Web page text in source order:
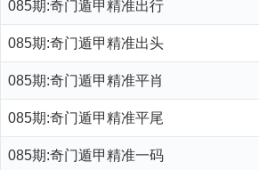
085期:奇门遁甲精准出行
085期:奇门遁甲精准出头
085期:奇门遁甲精准平肖
085期:奇门遁甲精准平尾
085期:奇门遁甲精准一码